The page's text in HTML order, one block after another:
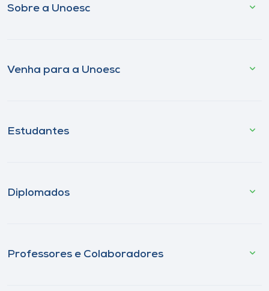
Sobre a Unoesc
Venha para a Unoesc
Estudantes
Diplomados
Professores e Colaboradores